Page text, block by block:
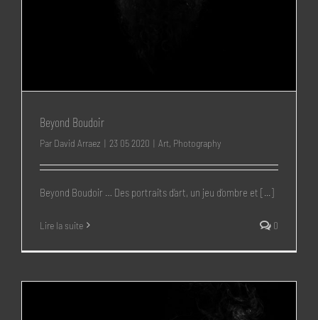
Beyond Boudoir
Par David Arraez | 23 05 2020 | Art, Photography
Beyond Boudoir … Des portraits d’art, un jeu d’ombre et [...]
Lire la suite 0